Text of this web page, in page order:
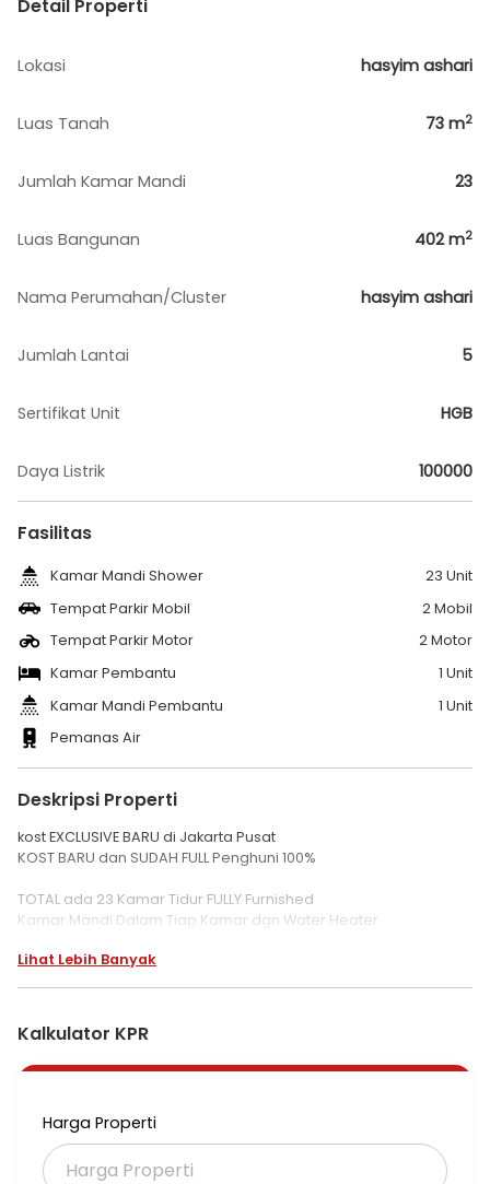
Detail Properti
Lokasi hasyim ashari
Luas Tanah 73 m2
Jumlah Kamar Mandi 23
Luas Bangunan 402m2
Nama Perumahan/Cluster hasyim ashari
Jumlah Lantai 5
Sertifikat Unit HGB
Daya Listrik 100000
Fasilitas
Kamar Mandi Shower
23 Unit
Tempat Parkir Mobil
2 Mobil
Tempat Parkir Motor
2 Motor
Kamar Pembantu
1 Unit
Kamar Mandi Pembantu
1 Unit
Pemanas Air
Deskripsi Properti
kost EXCLUSIVE BARU di Jakarta Pusat
KOST BARU dan SUDAH FULL Penghuni 100%
TOTAL ada 23 Kamar Tidur FULLY Furnished
Kamar Mandi Dalam Tiap Kamar dgn Water Heater
LT: 73 m2 (4.5 x 16 m)
LB: 402 m2 ( 5 Lantai )
23 Kamar + 1 Kmr Karyawan
Occupancy 100%
NET INCOME Rp 56 JUTA / bln
Lihat Lebih Banyak
Kalkulator KPR
Harga Properti